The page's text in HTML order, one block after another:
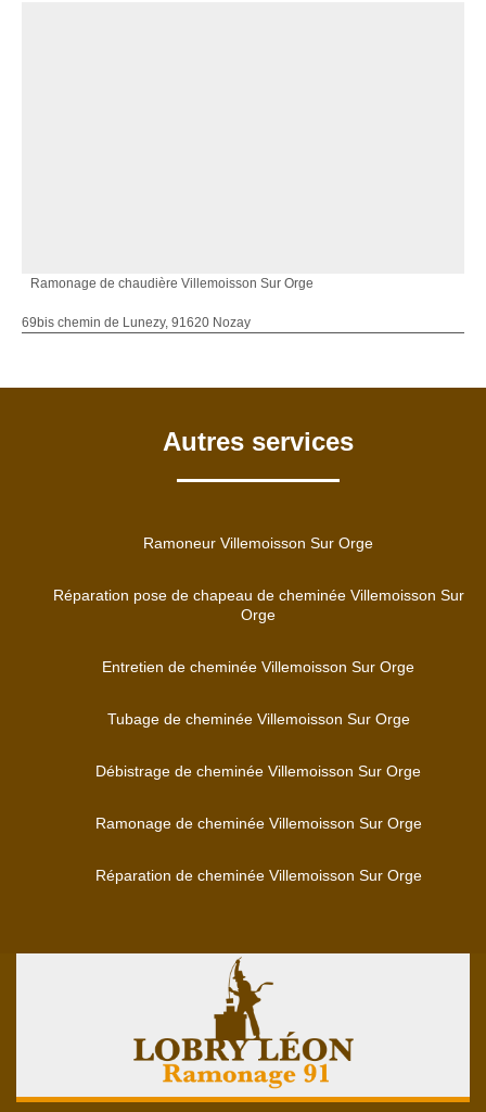
Ramonage de chaudière Villemoisson Sur Orge
69bis chemin de Lunezy, 91620 Nozay
Autres services
Ramoneur Villemoisson Sur Orge
Réparation pose de chapeau de cheminée Villemoisson Sur
Orge
Entretien de cheminée Villemoisson Sur Orge
Tubage de cheminée Villemoisson Sur Orge
Débistrage de cheminée Villemoisson Sur Orge
Ramonage de cheminée Villemoisson Sur Orge
Réparation de cheminée Villemoisson Sur Orge